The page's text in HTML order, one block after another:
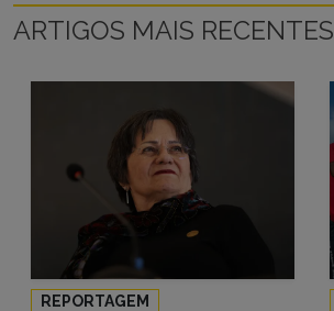
ARTIGOS MAIS RECENTES
REPORTAGEM